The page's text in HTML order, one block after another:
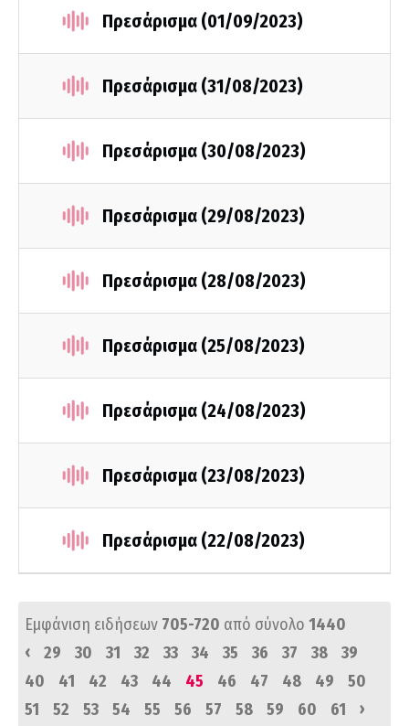
Πρεσάρισμα (01/09/2023)
Πρεσάρισμα (31/08/2023)
Πρεσάρισμα (30/08/2023)
Πρεσάρισμα (29/08/2023)
Πρεσάρισμα (28/08/2023)
Πρεσάρισμα (25/08/2023)
Πρεσάρισμα (24/08/2023)
Πρεσάρισμα (23/08/2023)
Πρεσάρισμα (22/08/2023)
Εμφάνιση ειδήσεων 705-720 από σύνολο 1440
‹
29 30 31 32 33 34 35 36 37 38
39
40
41 42 43 44 45 46 47 48 49
50
51
52 53 54 55 56 57 58 59 60 61 ›